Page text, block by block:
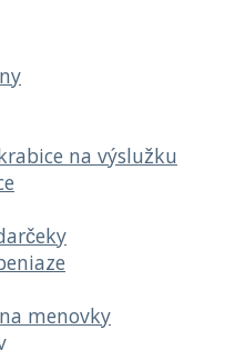
na výslužku
menovky